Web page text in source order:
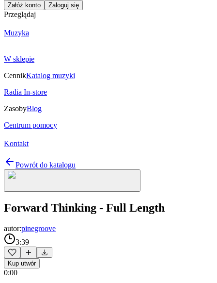
Załóż konto Zaloguj się
Przeglądaj
Muzyka
W sklepie
CennikKatalog muzyki
Radia In-store
ZasobyBlog
Centrum pomocy
Kontakt
Powrót do katalogu
Forward Thinking - Full Length
autor:pinegroove
3:39
Kup utwór
0:00